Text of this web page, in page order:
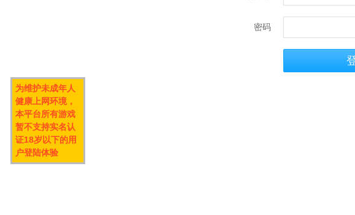
密码
为维护未成年人
健康上网环境，
本平台所有游戏
暂不支持实名认
证18岁以下的用
户登陆体验